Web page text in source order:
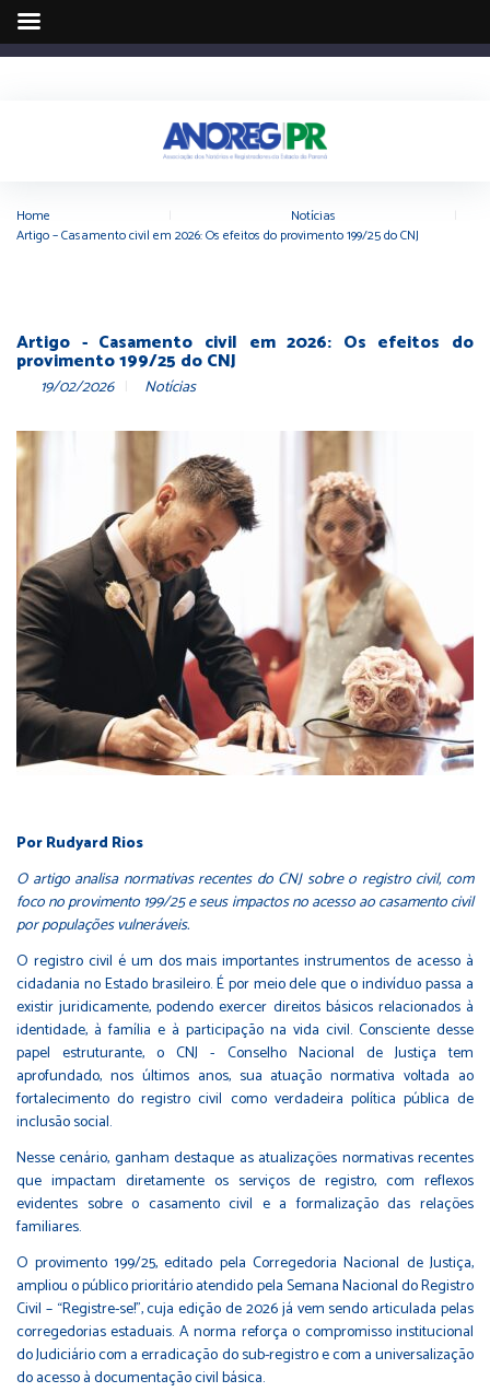
Home Notícias
Artigo – Casamento civil em 2026: Os efeitos do provimento 199/25 do CNJ
Artigo - Casamento civil em 2026: Os efeitos do
provimento 199/25 do CNJ
19/02/2026 Notícias
Por Rudyard Rios
O artigo analisa normativas recentes do CNJ sobre o registro civil, com
foco no provimento 199/25 e seus impactos no acesso ao casamento civil
por populações vulneráveis.
O registro civil é um dos mais importantes instrumentos de acesso à
cidadania no Estado brasileiro. É por meio dele que o indivíduo passa a
existir juridicamente, podendo exercer direitos básicos relacionados à
identidade, à família e à participação na vida civil. Consciente desse
papel estruturante, o CNJ - Conselho Nacional de Justiça tem
aprofundado, nos últimos anos, sua atuação normativa voltada ao
fortalecimento do registro civil como verdadeira política pública de
inclusão social.
Nesse cenário, ganham destaque as atualizações normativas recentes
que impactam diretamente os serviços de registro, com reflexos
evidentes sobre o casamento civil e a formalização das relações
familiares.
O provimento 199/25, editado pela Corregedoria Nacional de Justiça,
ampliou o público prioritário atendido pela Semana Nacional do Registro
Civil – “Registre-se!”, cuja edição de 2026 já vem sendo articulada pelas
corregedorias estaduais. A norma reforça o compromisso institucional
do Judiciário com a erradicação do sub-registro e com a universalização
do acesso à documentação civil básica.